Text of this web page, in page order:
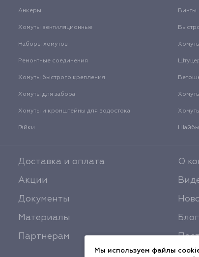
Анкеры Винты
Хомуты вентиляционные
Наборы хомутов
Ремонтные соединения
Хомуты быстрого крепления
Хомуты для забора
Хомуты и кронштейны для водостока
Гайки Шайбы
Доставка и оплата
Акции
Документы
Материалы
Партнерам
О
Блог
Мы используем файлы